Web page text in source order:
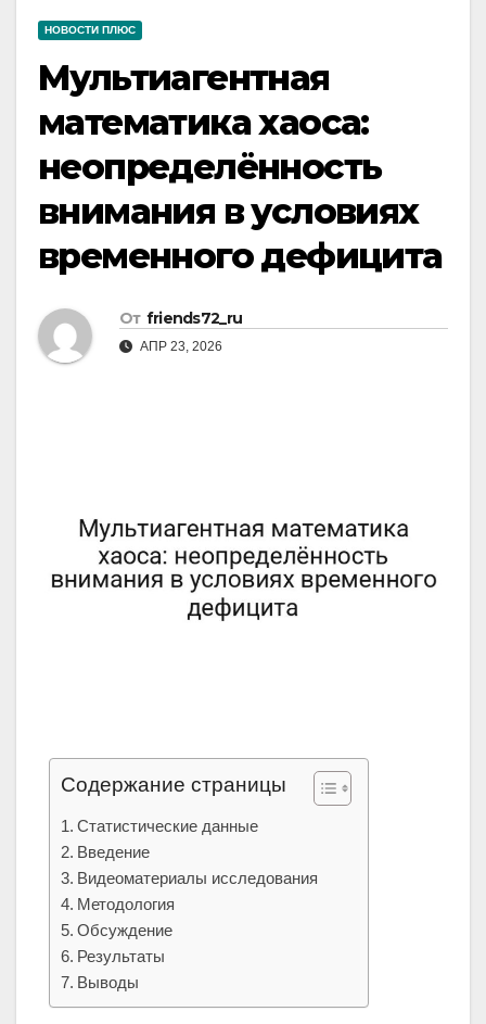
НОВОСТИ ПЛЮС
Мультиагентная
математика хаоса:
неопределённость
внимания в условиях
временного дефицита
От friends72_ru
АПР 23, 2026
Содержание страницы
Статистические данные
Введение
Видеоматериалы исследования
Методология
Обсуждение
Результаты
Выводы